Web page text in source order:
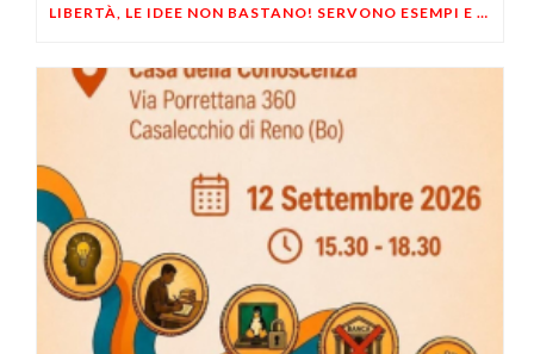
LIBERTÀ, LE IDEE NON BASTANO! SERVONO ESEMPI E UN PO’ DI COERENZA